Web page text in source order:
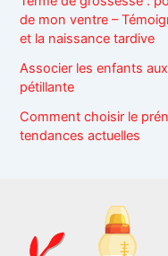
de mon ventre –
et la naissance tardive
Associer les enfants
pétillante
Comment choisir le
tendances actuelles